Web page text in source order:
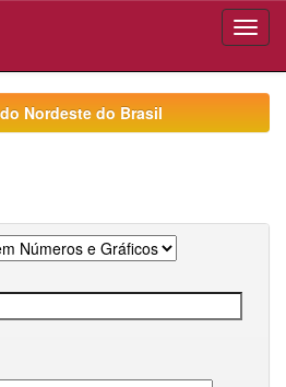
Nordeste do Brasil